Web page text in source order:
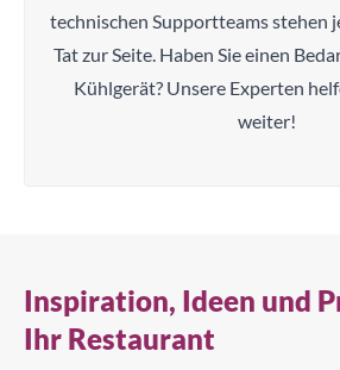
technischen Supportteams stehen
Tat zur Seite. Haben Sie einen
Kühlgerät? Unsere Experten
weiter!
Inspiration, Ideen und
Ihr Restaurant